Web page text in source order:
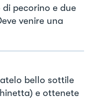
pecorino e due
venire una
bello sottile
e ottenete